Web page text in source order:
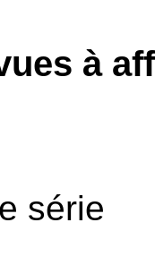
à
série